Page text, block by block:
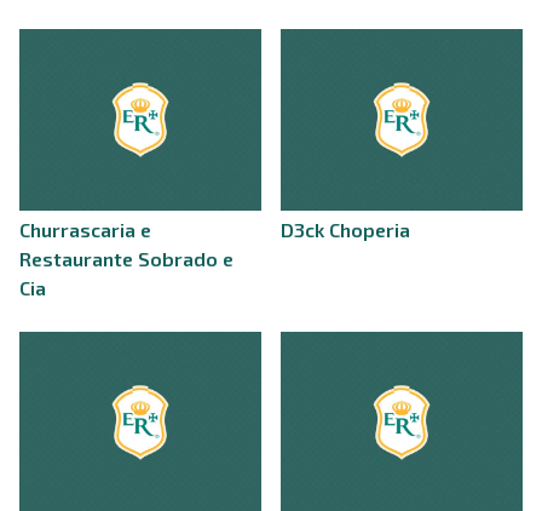
Churrascaria e
Restaurante Sobrado e
Cia
D3ck Choperia